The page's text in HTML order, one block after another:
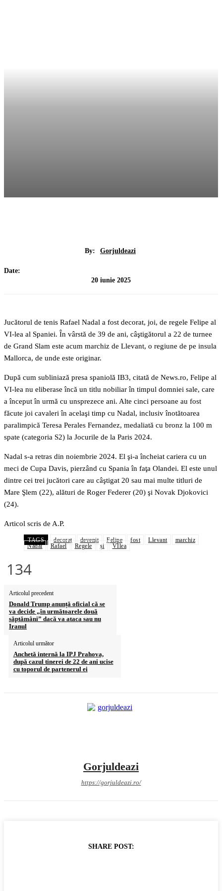
By: Gorjuldeazi
Date:
20 iunie 2025
Jucătorul de tenis Rafael Nadal a fost decorat, joi, de regele Felipe al
VI-lea al Spaniei. În vârstă de 39 de ani, câştigătorul a 22 de turnee
de Grand Slam este acum marchiz de Llevant, o regiune de pe insula
Mallorca, de unde este originar.
După cum subliniază presa spaniolă IB3, citată de News.ro, Felipe al
VI-lea nu eliberase încă un titlu nobiliar în timpul domniei sale, care
a început în urmă cu unsprezece ani. Alte cinci persoane au fost
făcute joi cavaleri în acelaşi timp cu Nadal, inclusiv înotătoarea
paralimpică Teresa Perales Fernandez, medaliată cu bronz la 100 m
spate (categoria S2) la Jocurile de la Paris 2024.
Nadal s-a retras din noiembrie 2024. El şi-a încheiat cariera cu un
meci de Cupa Davis, pierzând cu Spania în faţa Olandei. El este unul
dintre cei trei jucători care au câştigat 20 sau mai multe titluri de
Mare Şlem (22), alături de Roger Federer (20) şi Novak Djokovici
(24).
Articol scris de A.P.
TAGS decorat devenit Felipe fost Llevant
marchiz
Nadal
Rafael Regele și VIlea
134
Articolul precedent
Donald Trump anunță oficial că se
va decide „în următoarele două
săptămâni” dacă va ataca sau nu
Iranul
Articolul următor
Anchetă internă la IPJ Prahova,
după cazul tinerei de 22 de ani ucise
cu toporul de partenerul ei
Gorjuldeazi
https://gorjuldeazi.ro/
SHARE POST: